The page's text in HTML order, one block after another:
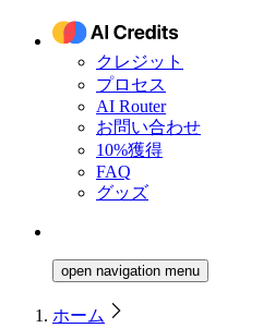
クレジット
プロセス
AI Router
お問い合わせ
10%獲得
FAQ
グッズ
open navigation menu
ホーム